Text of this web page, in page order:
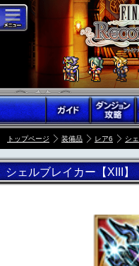
トップページ 装備品 レア6 シ
シェルブレイカー【XIII】